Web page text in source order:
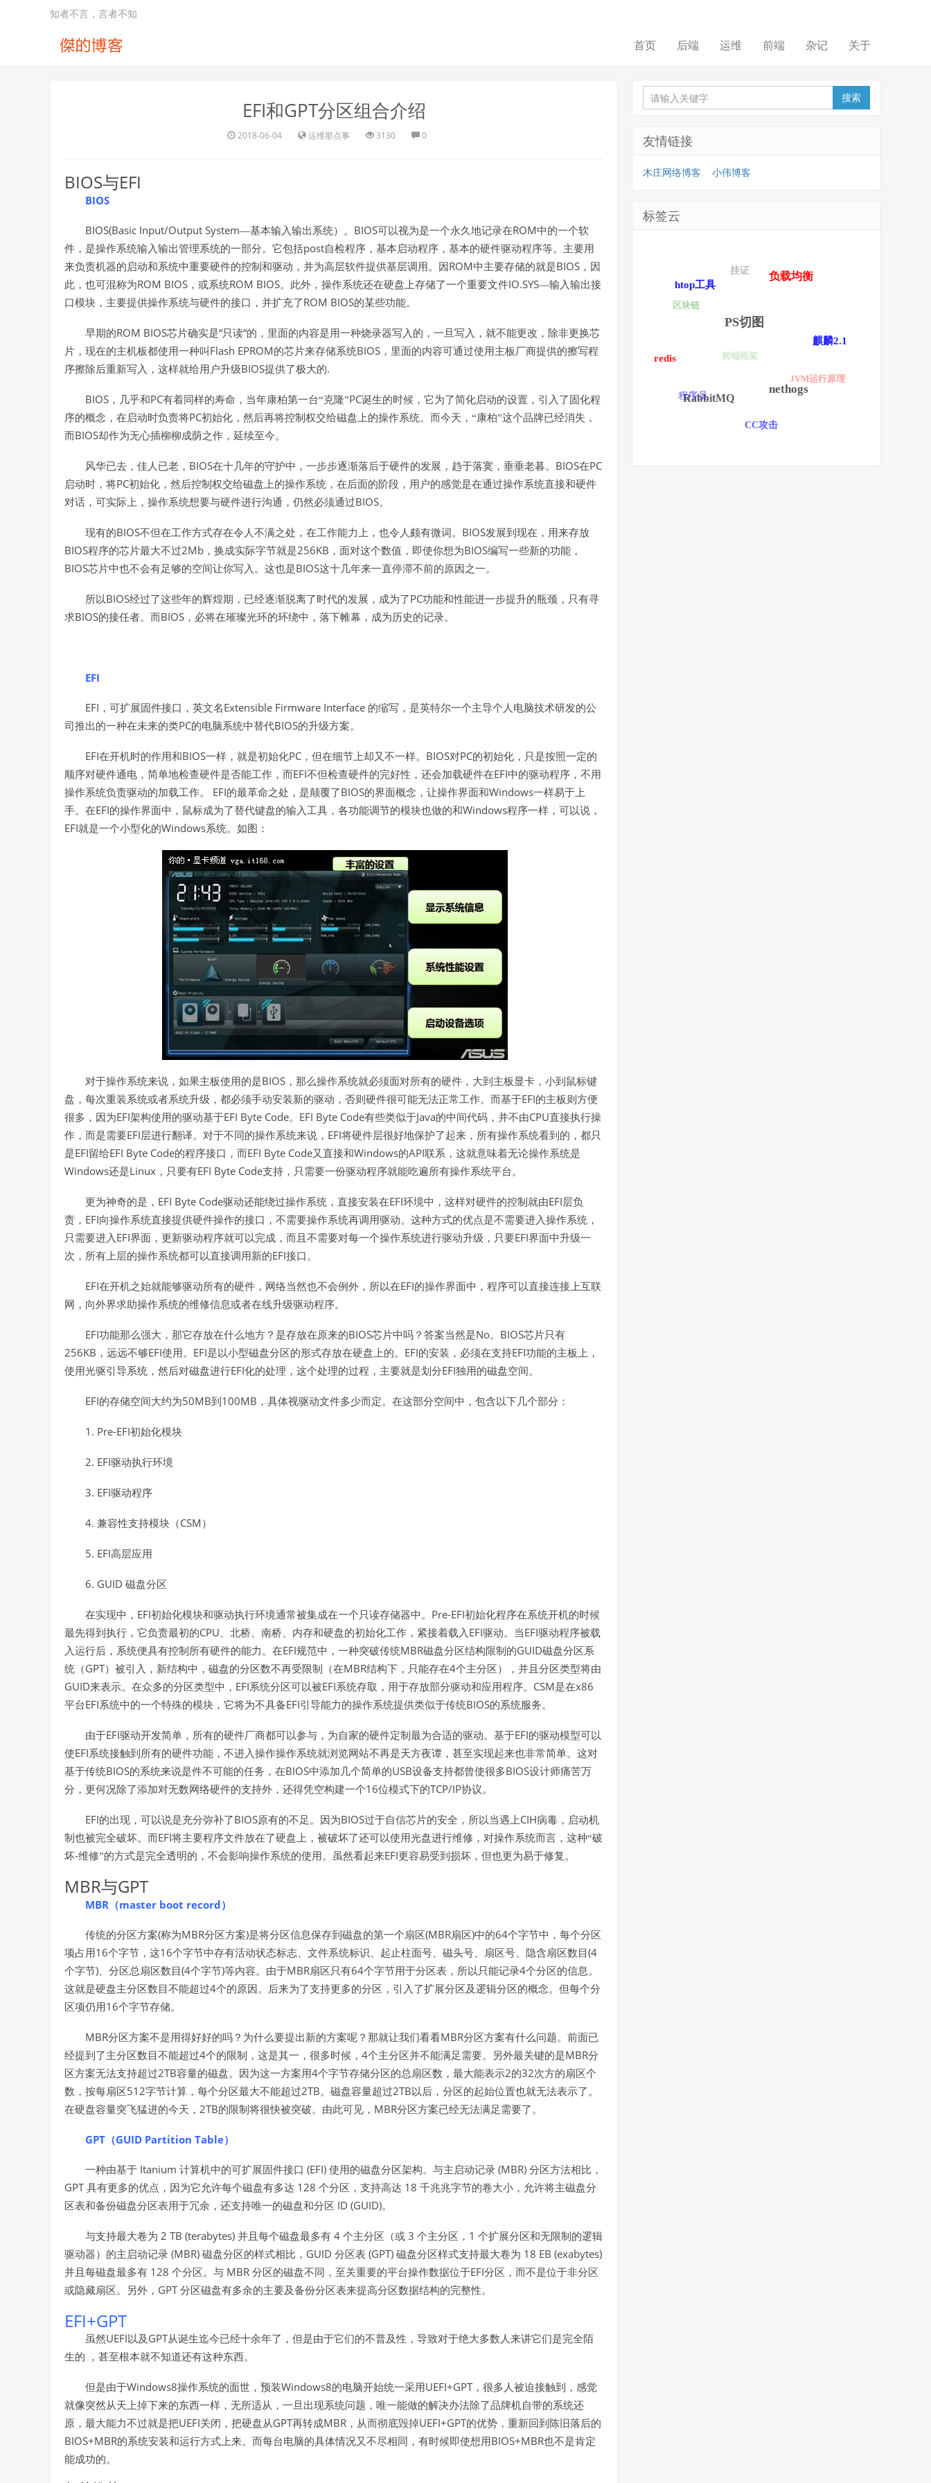
知者不言，言者不知
首页 后端 运维 前端 杂记 关于
EFI和GPT分区组合介绍
2018-06-04 运维那点事 3130 0
BIOS与EFI
BIOS
BIOS(Basic Input/Output System—基本输入输出系统）。 BIOS可以视为是一个永久地记录在ROM中的一个软
件，是操作系统输入输出管理系统的一部分。它包括post自检程序，基本启动程序，基本的硬件驱动程序等。主要用
来负责机器的启动和系统中重要硬件的控制和驱动，并为高层软件提供基层调用。因 ROM中主要存储的就是BIOS ，因
此，也可混称为ROM BIOS ，或系统ROM BIOS。此外，操作系统还在硬盘上存储了一个重要文件IO.SYS—输入输出接
口模块，主要提供操作系统与硬件的接口，并扩充了ROM BIOS的某些功能。
早期的ROM BIOS芯片确实是“只读“的，里面的内容是用一种烧录器写入的，一旦写入，就不能更改，除非更换芯
片，现在的主机板都使用一种叫 Flash EPROM的芯片来存储系统BIOS ，里面的内容可通过使用主板厂商提供的擦写程
序擦除后重新写入，这样就给用户升级BIOS提供了极大的.
BIOS ，几乎和PC有着同样的寿命，当年康柏第一台“克隆”PC诞生的时候，它为了简化启动的设置，引入了固化程
序的概念，在启动时负责将PC初始化，然后再将控制权交给磁盘上的操作系统。而今天，“康柏”这个品牌已经消失，
而BIOS却作为无心插柳柳成荫之作，延续至今。
风华已去，佳人已老， BIOS在十几年的守护中，一步步逐渐落后于硬件的发展，趋于落寞，垂垂老暮。 BIOS在PC
启动时，将PC初始化，然后控制权交给磁盘上的操作系统，在后面的阶段，用户的感觉是在通过操作系统直接和硬件
对话，可实际上，操作系统想要与硬件进行沟通，仍然必须通过BIOS。
现有的BIOS不但在工作方式存在令人不满之处，在工作能力上，也令人颇有微词。 BIOS发展到现在，用来存放
BIOS程序的芯片最大不过2Mb ，换成实际字节就是256KB ，面对这个数值，即使你想为BIOS编写一些新的功能，
BIOS芯片中也不会有足够的空间让你写入。这也是BIOS这十几年来一直停滞不前的原因之一。
所以BIOS经过了这些年的辉煌期，已经逐渐脱离了时代的发展，成为了PC功能和性能进一步提升的瓶颈，只有寻
求BIOS的接任者。而BIOS ，必将在璀璨光环的环绕中，落下帷幕，成为历史的记录。
EFI
EFI ，可扩展固件接口，英文名Extensible Firmware Interface 的缩写，是英特尔一个主导个人电脑技术研发的公
司推出的一种在未来的类PC的电脑系统中替代BIOS的升级方案。
EFI在开机时的作用和BIOS一样，就是初始化PC ，但在细节上却又不一样。 BIOS对PC的初始化，只是按照一定的
顺序对硬件通电，简单地检查硬件是否能工作，而EFI不但检查硬件的完好性，还会加载硬件在EFI中的驱动程序，不用
操作系统负责驱动的加载工作。
EFI的最革命之处，是颠覆了BIOS的界面概念，让操作界面和Windows一样易于上
手。在EFI的操作界面中，鼠标成为了替代键盘的输入工具，各功能调节的模块也做的和Windows程序一样，可以说，
EFI就是一个小型化的Windows系统。如图：
对于操作系统来说，如果主板使用的是BIOS ，那么操作系统就必须面对所有的硬件，大到主板显卡，小到鼠标键
盘，每次重装系统或者系统升级，都必须手动安装新的驱动，否则硬件很可能无法正常工作。而基于EFI的主板则方便
很多，因为EFI架构使用的驱动基于EFI Byte Code。 EFI Byte Code有些类似于Java的中间代码，并不由CPU直接执行操
作，而是需要EFI层进行翻译。对于不同的操作系统来说， EFI将硬件层很好地保护了起来，所有操作系统看到的，都只
是EFI留给EFI Byte Code的程序接口，而EFI Byte Code又直接和Windows的API联系，这就意味着无论操作系统是
Windows还是Linux ，只要有EFI Byte Code支持，只需要一份驱动程序就能吃遍所有操作系统平台。
更为神奇的是， EFI Byte Code驱动还能绕过操作系统，直接安装在EFI环境中，这样对硬件的控制就由EFI层负
责， EFI向操作系统直接提供硬件操作的接口，不需要操作系统再调用驱动。这种方式的优点是不需要进入操作系统，
只需要进入 EFI界面，更新驱动程序就可以完成，而且不需要对每一个操作系统进行驱动升级，只要EFI界面中升级一
次，所有上层的操作系统都可以直接调用新的EFI接口。
EFI在开机之始就能够驱动所有的硬件，网络当然也不会例外，所以在EFI的操作界面中，程序可以直接连接上互联
网，向外界求助操作系统的维修信息或者在线升级驱动程序。
EFI功能那么强大，那它存放在什么地方？是存放在原来的BIOS芯片中吗？答案当然是No。 BIOS芯片只有
256KB ，远远不够EFI使用。 EFI是以小型磁盘分区的形式存放在硬盘上的。 EFI的安装，必须在支持EFI功能的主板上，
使用光驱引导系统，然后对磁盘进行EFI化的处理，这个处理的过程，主要就是划分EFI独用的磁盘空间。
EFI的存储空间大约为50MB到 100MB ，具体视驱动文件多少而定。在这部分空间中，包含以下几个部分：
1. Pre-EFI初始化模块
2. EFI驱动执行环境
3. EFI驱动程序
4. 兼容性支持模块（CSM ）
5. EFI高层应用
6. GUID 磁盘分区
在实现中， EFI初始化模块和驱动执行环境通常被集成在一个只读存储器中。 Pre-EFI初始化程序在系统开机的时候
最先得到执行，它负责最初的CPU 、北桥、南桥、内存和硬盘的初始化工作，紧接着载入 EFI驱动。当EFI驱动程序被载
入运行后，系统便具有控制所有硬件的能力。在EFI规范中，一种突破传统MBR磁盘分区结构限制的GUID磁盘分区系
统（GPT）被引入，新结构中，磁盘的分区数不再受限制（在MBR结构下，只能存在4个主分区），并且分区类型将由
GUID来表示。在众多的分区类型中， EFI系统分区可以被EFI系统存取，用于存放部分驱动和应用程序。 CSM是在x86
平台EFI系统中的一个特殊的模块，它将为不具备EFI引导能力的操作系统提供类似于传统BIOS的系统服务。
由于EFI驱动开发简单，所有的硬件厂商都可以参与，为自家的硬件定制最为合适的驱动。基于EFI的驱动模型可以
使EFI系统接触到所有的硬件功能，不进入操作操作系统就浏览网站不再是天方夜谭，甚至实现起来也非常简单。这对
基于传统BIOS的系统来说是件不可能的任务，在BIOS中添加几个简单的USB设备支持都曾使很多BIOS设计师痛苦万
分，更何况除了添加对无数网络硬件的支持外，还得凭空构建一个16位模式下的TCP/IP协议。
EFI的出现，可以说是充分弥补了BIOS原有的不足。因为BIOS过于自信芯片的安全，所以当遇上CIH病毒，启动机
制也被完全破坏。而EFI将主要程序文件放在了硬盘上，被破坏了还可以使用光盘进行维修，对操作系统而言，这种“破
坏-维修”的方式是完全透明的，不会影响操作系统的使用。虽然看起来EFI更容易受到损坏，但也更为易于修复。
MBR与GPT
MBR（master boot record）
传统的分区方案(称为MBR分区方案)是将分区信息保存到磁盘的第一个扇区(MBR扇区)中的64个字节中，每个分区
项占用16个字节，这16个字节中存有活动状态标志、文件系统标识、起止柱面号、磁头号、扇区号、隐含扇区数目 (4
个字节) 、分区总扇区数目 (4个字节)等内容。由于MBR扇区只有64个字节用于分区表，所以只能记录4个分区的信息。
这就是硬盘主分区数目不能超过4个的原因。后来为了支持更多的分区，引入了扩展分区及逻辑分区的概念。但每个分
区项仍用16个字节存储。
MBR分区方案不是用得好好的吗？为什么要提出新的方案呢？那就让我们看看MBR分区方案有什么问题。前面已
经提到了主分区数目不能超过4个的限制，这是其一，很多时候， 4个主分区并不能满足需要。另外最关键的是MBR分
区方案无法支持超过2TB容量的磁盘。因为这一方案用4个字节存储分区的总扇区数，最大能表示2的32次方的扇区个
数，按每扇区512字节计算，每个分区最大不能超过2TB。磁盘容量超过2TB以后，分区的起始位置也就无法表示了。
在硬盘容量突飞猛进的今天， 2TB的限制将很快被突破。由此可见， MBR分区方案已经无法满足需要了。
GPT（GUID Partition Table）
一种由基于 Itanium 计算机中的可扩展固件接口 (EFI) 使用的磁盘分区架构。与主启动记录 (MBR) 分区方法相比，
GPT具有更多的优点，因为它允许每个磁盘有多达 128 个分区，支持高达 18 千兆兆字节的卷大小，允许将主磁盘分
区表和备份磁盘分区表用于冗余，还支持唯一的磁盘和分区 ID (GUID)。
与支持最大卷为 2 TB (terabytes) 并且每个磁盘最多有 4 个主分区（或 3 个主分区， 1 个扩展分区和无限制的逻辑
驱动器）的主启动记录 (MBR) 磁盘分区的样式相比， GUID 分区表 (GPT) 磁盘分区样式支持最大卷为 18 EB (exabytes)
并且每磁盘最多有 128 个分区。与 MBR 分区的磁盘不同，至关重要的平台操作数据位于EFI分区，而不是位于非分区
或隐藏扇区。另外， GPT分区磁盘有多余的主要及备份分区表来提高分区数据结构的完整性。
EFI+GPT
虽然UEFI以及 GPT从诞生迄今已经十余年了，但是由于它们的不普及性，导致对于绝大多数人来讲它们是完全陌
生的
，甚至根本就不知道还有这种东西。
但是由于Windows8操作系统的面世，预装Windows8的电脑开始统一采用UEFI+GPT，很多人被迫接触到，感觉
就像突然从天上掉下来的东西一样，无所适从，一旦出现系统问题，唯一能做的解决办法除了品牌机自带的系统还
原，最大能力不过就是把UEFI关闭，把硬盘从GPT再转成MBR ，从而彻底毁掉UEFI+GPT的优势，重新回到陈旧落后的
BIOS+MBR的系统安装和运行方式上来。而每台电脑的具体情况又不尽相同，有时候即使想用BIOS+MBR也不是肯定
能成功的。
友情链接
木庄网络博客 小伟博客
标签云
redis
PS切图
麒麟2.1
区块链
挂证
nethogs
htop工具
前端框架
RabbitMQ
负载均衡
程序员
CC攻击
JVM运行原理